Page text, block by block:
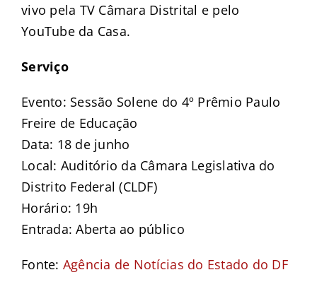
vivo pela TV Câmara Distrital e pelo
YouTube da Casa.
Serviço
Evento: Sessão Solene do 4º Prêmio Paulo
Freire de Educação
Data: 18 de junho
Local: Auditório da Câmara Legislativa do
Distrito Federal (CLDF)
Horário: 19h
Entrada: Aberta ao público
Fonte: Agência de Notícias do Estado do DF